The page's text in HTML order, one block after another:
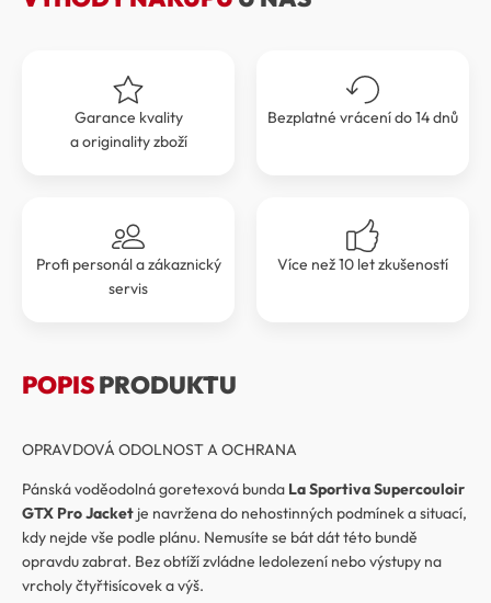
Garance kvality
a originality zboží
Bezplatné vrácení do 14 dnů
Profi personál a zákaznický
servis
Více než 10 let zkušeností
POPISPRODUKTU
OPRAVDOVÁ ODOLNOST A OCHRANA
Pánská voděodolná goretexová bunda La Sportiva Supercouloir
GTX Pro Jacket je navržena do nehostinných podmínek a situací,
kdy nejde vše podle plánu. Nemusíte se bát dát této bundě
opravdu zabrat. Bez obtíží zvládne ledolezení nebo výstupy na
vrcholy čtyřtisícovek a výš.